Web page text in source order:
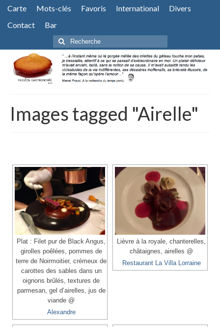
Carte Mots-clés Favoris International
Divers
Contact
Bar
Rechercher
:
Images tagged "Airelle"
Plat : Filet pur de Black Angus,
girolles poêlées, pommes de
terre de Noirmoitier, crémeux de
carottes des sables dans un
oignons brûlés, textures de
parmesan, gel d’airelles, jus de
viande @
Alexandre
Lièvre à la royale, chanterelles,
châtaignes, airelles @
Restaurant La Villa Lorraine